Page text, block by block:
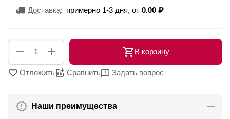
Доставка: примерно 1-3 дня, от 0.00 ₽
+
− В корзину
Отложить Сравнить Задать вопрос
Наши преимущества